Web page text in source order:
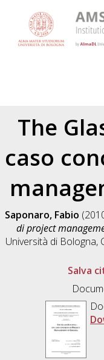
The
caso
Saponaro, Fabio
di project
Università di Bologna,
Salva